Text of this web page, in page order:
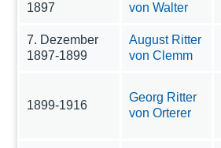
1897
von Walter
7. Dezember
1897-1899
August Ritter
von Clemm
1899-1916
Georg Ritter
von Orterer